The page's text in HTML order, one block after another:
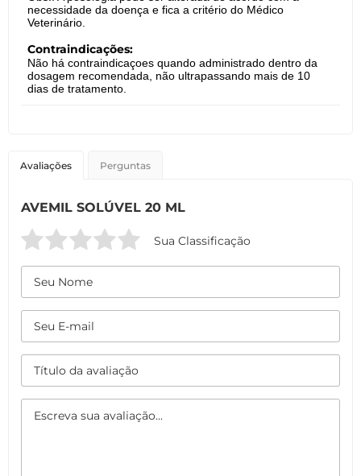
necessidade da doença e fica a critério do Médico
Veterinário.
Contraindicações:
Não há contraindicaçoes quando administrado dentro da
dosagem recomendada, não ultrapassando mais de 10
dias de tratamento.
Avaliações Perguntas
AVEMIL SOLÚVEL 20 ML
Sua Classificação